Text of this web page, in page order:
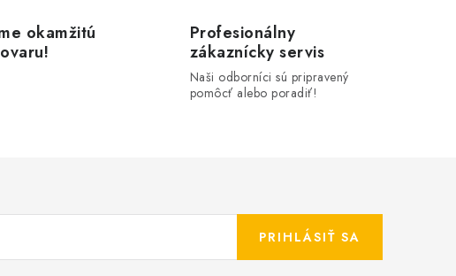
okamžitú
Profesionálny
zákaznícky servis
Naši odborníci sú pripravený
pomôcť alebo poradiť!
PRIHLÁSIŤ SA